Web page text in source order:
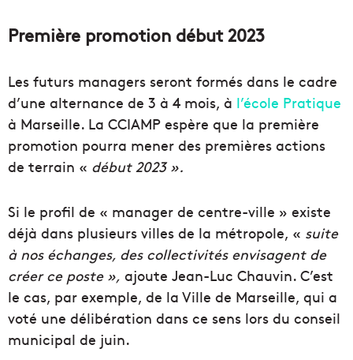
Première promotion début 2023
Les futurs managers seront formés dans le cadre
d’une alternance de 3 à 4 mois, à l’école Pratique
à Marseille. La CCIAMP espère que la première
promotion pourra mener des premières actions
de terrain « début 2023 ».
Si le profil de « manager de centre-ville » existe
déjà dans plusieurs villes de la métropole, « suite
à nos échanges, des collectivités envisagent de
créer ce poste », ajoute Jean-Luc Chauvin. C’est
le cas, par exemple, de la Ville de Marseille, qui a
voté une délibération dans ce sens lors du conseil
municipal de juin.